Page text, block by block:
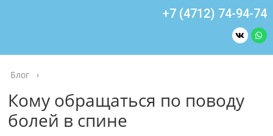
+7 (4712) 74-94-74
Блог ›
Кому обращаться по поводу
болей в спине